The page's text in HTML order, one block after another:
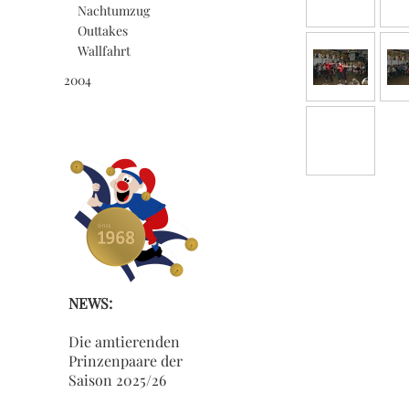
Nachtumzug
Outtakes
Wallfahrt
2004
NEWS:
Die amtierenden
Prinzenpaare der
Saison 2025/26